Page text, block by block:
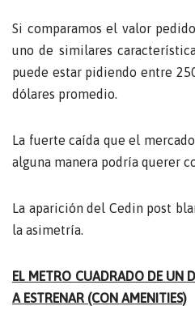
Si comparamos el valor
uno de similares
puede estar pidiendo entre
dólares promedio.
La fuerte caída que el
alguna manera podría querer
La aparición del Cedin post
la asimetría.
EL METRO CUADRADO DE UN
A ESTRENAR (CON AMENITIES)